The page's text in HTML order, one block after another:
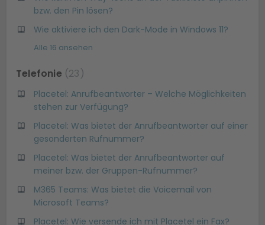
bzw. den Pin lösen?
Wie aktiviere ich den Dark-Mode in Windows 11?
Alle 16 ansehen
Telefonie 23
Placetel: Anrufbeantworter – Welche Möglichkeiten
stehen zur Verfügung?
Placetel: Was bietet der Anrufbeantworter auf einer
gesonderten Rufnummer?
Placetel: Was bietet der Anrufbeantworter auf
meiner bzw. der Gruppen-Rufnummer?
M365 Teams: Was bietet die Voicemail von
Microsoft Teams?
Placetel: Wie versende ich mit Placetel ein Fax?